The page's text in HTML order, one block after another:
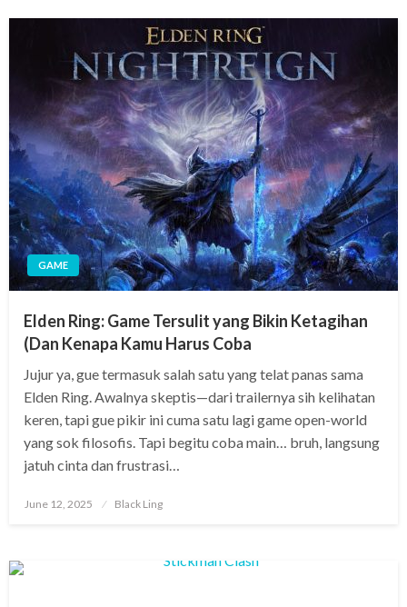
GAME
Elden Ring: Game Tersulit yang Bikin Ketagihan
(Dan Kenapa Kamu Harus Coba
Jujur ya, gue termasuk salah satu yang telat panas sama
Elden Ring. Awalnya skeptis—dari trailernya sih kelihatan
keren, tapi gue pikir ini cuma satu lagi game open-world
yang sok filosofis. Tapi begitu coba main… bruh, langsung
jatuh cinta dan frustrasi…
Posted
June 12, 2025 Black Ling